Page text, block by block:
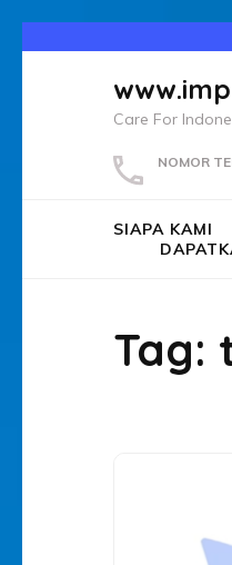
Care For
NOMOR
SIAPA KAMI
Tag: